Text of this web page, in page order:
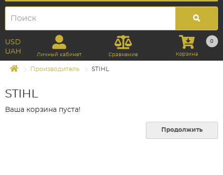
USD
UAH
Личный кабинет Сравнение
0
Корзина
Производитель STIHL
STIHL
Ваша корзина пуста!
Продолжить